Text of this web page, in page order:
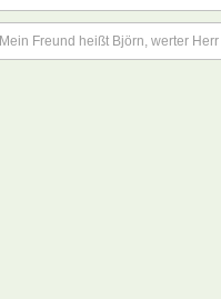
Mein Freund heißt Björn, werter